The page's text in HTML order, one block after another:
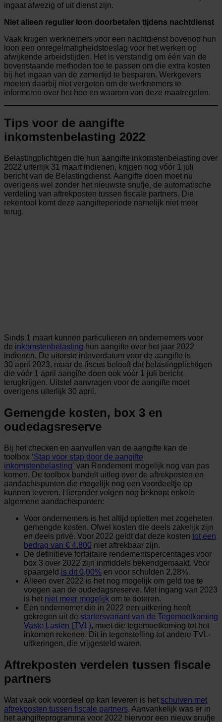
ingaat afwezig of uit dienst zijn.
Niet alleen regulier loon doorbetalen tijdens nachtdienst
Vaak krijgen werknemers voor een nachtdienst bovenop hun
loon een onregelmatigheidstoeslag voor het werken op
afwijkende arbeidstijden. Het is verstandig om één van de
bovenstaande methoden toe te passen om die extra kosten
bij het ingaan van de zomertijd te besparen. Werkgevers
moeten daarbij niet vergeten om de werknemers te
informeren over het hoe en waarom van deze maatregelen.
Tips voor de aangifte
inkomstenbelasting 2022
Belastingplichtigen die hun aangifte inkomstenbelasting over
2022 uiterlijk 31 maart indienen, krijgen nog vóór 1 juli
bericht van de Belastingdienst. Aangifte doen moet nu
overigens wel zonder het nieuwste snufje, de automatische
verdeling van aftrekposten tussen fiscale partners. Die
rekentool komt deze aangifteperiode namelijk niet meer
terug.
Sinds 1 maart kunnen particulieren en ondernemers voor
de inkomstenbelasting hun aangifte over het jaar 2022
indienen. De uiterste inleverdatum voor de aangifte is
30 april 2023, maar de fiscus belooft dat belastingplichtigen
die vóór 1 april aangifte doen ook vóór 1 juli bericht
terugkrijgen. Uitstel aanvragen voor de aangifte moet
overigens uiterlijk 30 april.
Gemengde kosten, box 3 en
oudedagsreserve
Bij het checken en aanvullen van de aangifte kan de
toolbox ‘Stap voor stap door de aangifte
inkomstenbelasting’ van Rendement mogelijk nog van pas
komen. De toolbox bundelt uitleg over de aftrekposten en
aandachtspunten die mogelijk nog een voordeeltje op
kunnen leveren. Hieronder volgen nog beknopt enkele
algemene aandachtspunten:
Voor ondernemers is het altijd opletten met zogeheten
gemengde kosten. Ofwel kosten die deels zakelijk zijn
en deels privé. Voor 2022 geldt dat deze kosten tot een
bedrag van € 4.800 niet aftrekbaar zijn.
De definitieve forfaitaire rendementspercentages voor
box 3 over 2022 zijn inmiddels bekendgemaakt. Voor
spaargeld is dit 0,00% en voor schulden 2,28%.
Alleen over 2022 is het nog mogelijk om geld toe te
voegen aan de oudedagsreserve. Met ingang van 2023
is het niet meer mogelijk om te doteren.
Een ondernemer die in 2022 een uitkering heeft
gekregen uit de startersvariant van de Tegemoetkoming
Vaste Lasten (TVL), moet die tegemoetkoming tot het
inkomen rekenen. Dit in tegenstelling tot andere TVL-
uitkeringen, die vrijgesteld waren.
Aftrekposten verdelen tussen fiscale
partners
Wat vaak ook voordeel op kan leveren is het schuiven met
aftrekposten tussen fiscale partners. Aanvankelijk was er in
het aangifteprogramma voor 2022 hiervoor een nieuw snufje